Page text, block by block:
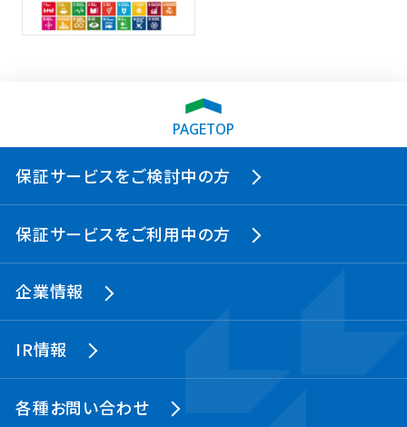
PAGETOP
保証サービスをご検討中の方
保証サービスをご利用中の方
企業情報
IR情報
各種お問い合わせ